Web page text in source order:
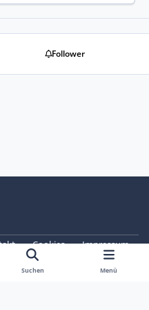
Follower
Cookies
Impressum
Powered by Invision Community
Suchen Menü